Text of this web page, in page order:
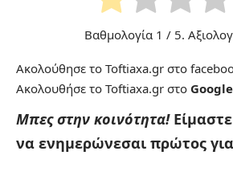
Βαθμολογία 1 / 5.
Ακολούθησε το Toftiaxa.gr στο
Ακολουθήσε το Toftiaxa.gr στο
Μπες στην κοινότητα!
να ενημερώνεσαι πρώτος